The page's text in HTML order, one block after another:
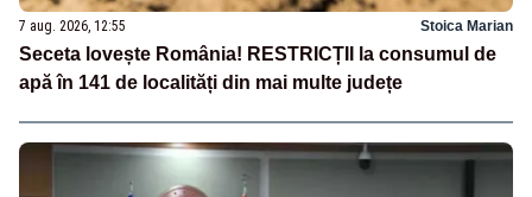
7 aug. 2026, 12:55 Stoica Marian
Seceta lovește România! RESTRICȚII la consumul de
apă în 141 de localități din mai multe județe